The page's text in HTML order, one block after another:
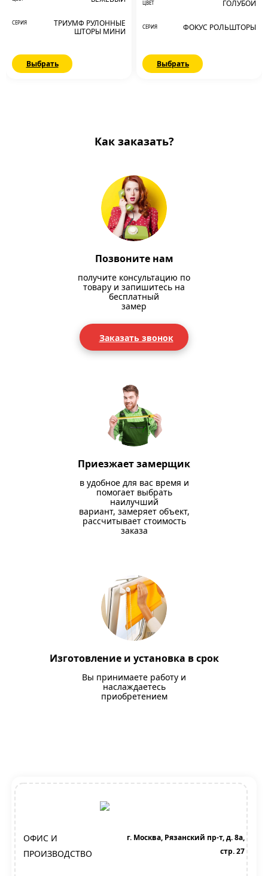
СЕРИЯ
ТРИУМФ РУЛОННЫЕ
ШТОРЫ МИНИ
Выбрать
ЦВЕТ ГОЛУБОЙ
СЕРИЯ ФОКУС РОЛЬШТОРЫ
Выбрать
Как заказать?
Позвоните нам
получите консультацию по
товару и запишитесь на
бесплатный
замер
Заказать звонок
Приезжает замерщик
в удобное для вас время и
помогает выбрать
наилучший
вариант, замеряет объект,
рассчитывает стоимость
заказа
Изготовление и установка в срок
Вы принимаете работу и
наслаждаетесь
приобретением
ОФИС И
ПРОИЗВОДСТВО
г. Москва, Рязанский пр-т, д. 8а,
стр. 27